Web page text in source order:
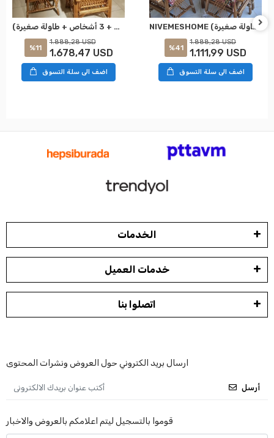
نيفيمس هوم 7 شخصية مزودة بومبو مع مجموعة مقاعد (4 كراسي + 3 أشخاص + طاولة صغيرة)
%11
1.888,28 USD
1.678,47 USD
اضف الى سلة التسوق
NIVEMESHOME مجموعة جلوس بامبو بوجادي مع وسائد لـ 8 أشخاص (8 كراسي + طاولة صغيرة)
%41
1.888,28 USD
1.111,99 USD
اضف الى سلة التسوق
الخدمات
خدمات العميل
اتصلوا بنا
ارسال بريد الكتروني حول العروض ونشرات المحتوى
أرسل
قوموا بالتسجيل ليتم اعلامكم بالعروض والاخبار